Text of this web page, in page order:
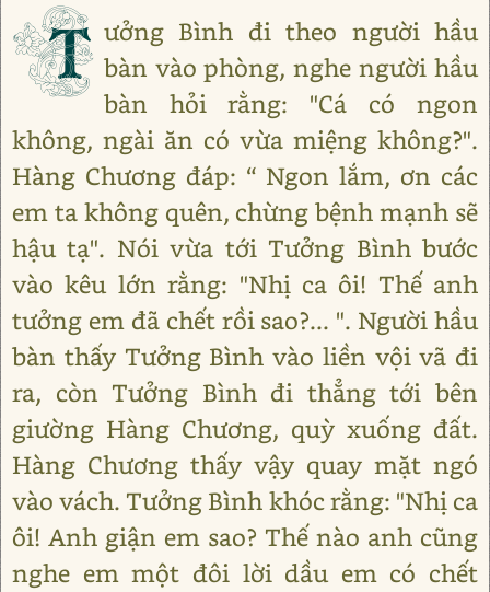
T ưởng Bình đi theo người hầu
bàn vào phòng, nghe người hầu
bàn hỏi rằng: "Cá có ngon
không, ngài ăn có vừa miệng không?".
Hàng Chương đáp: “ Ngon lắm, ơn các
em ta không quên, chừng bệnh mạnh sẽ
hậu tạ". Nói vừa tới Tưởng Bình bước
vào kêu lớn rằng: "Nhị ca ôi! Thế anh
tưởng em đã chết rồi sao?... ". Người hầu
bàn thấy Tưởng Bình vào liền vội vã đi
ra, còn Tưởng Bình đi thẳng tới bên
giường Hàng Chương, quỳ xuống đất.
Hàng Chương thấy vậy quay mặt ngó
vào vách. Tưởng Bình khóc rằng: "Nhị ca
ôi! Anh giận em sao? Thế nào anh cũng
nghe em một đôi lời dầu em có chết